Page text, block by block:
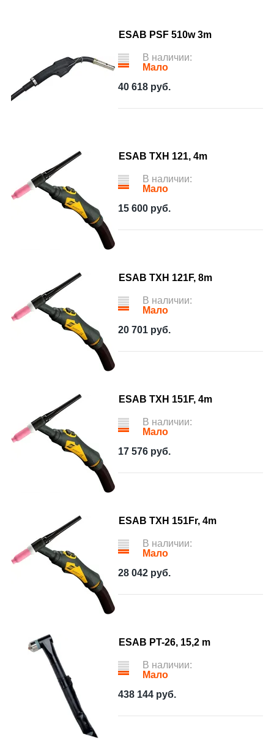
ESAB PSF 510w 3m
В наличии:
Мало
40 618 руб.
ESAB TXH 121, 4m
В наличии:
Мало
15 600 руб.
ESAB TXH 121F, 8m
В наличии:
Мало
20 701 руб.
ESAB TXH 151F, 4m
В наличии:
Мало
17 576 руб.
ESAB TXH 151Fr, 4m
В наличии:
Мало
28 042 руб.
ESAB PT-26, 15,2 m
В наличии:
Мало
438 144 руб.